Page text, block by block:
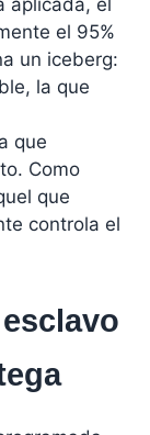
aplicada, el
el 95%
un iceberg:
la que
que
Como
que
controla el